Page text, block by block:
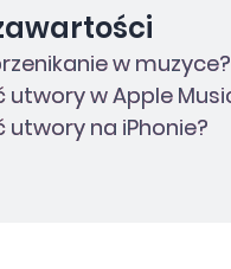
w muzyce?
utwory w Apple
utwory na iPhonie?